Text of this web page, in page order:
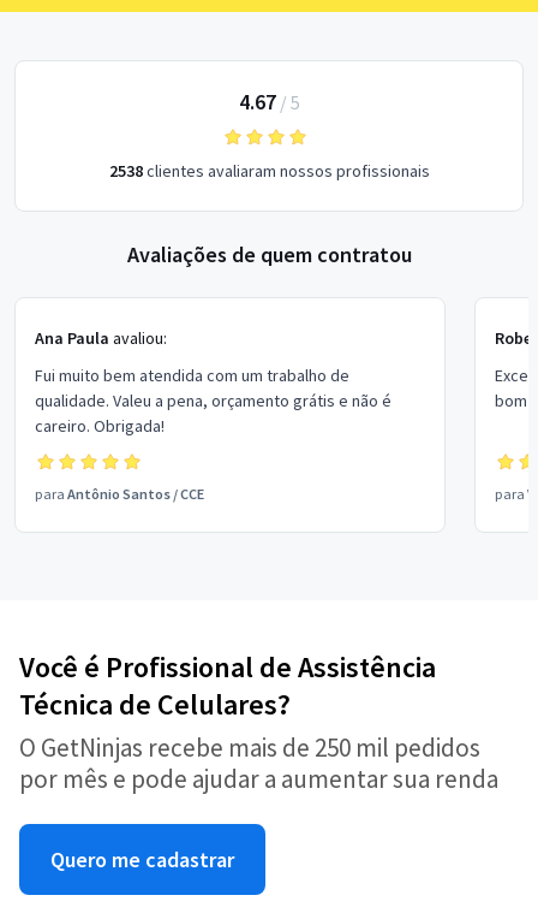
4.67/ 5
2538clientes avaliaram nossos profissionais
Avaliações de quem contratou
Ana Paula avaliou:
Fui muito bem atendida com um trabalho de
qualidade. Valeu a pena, orçamento grátis e não é
careiro. Obrigada!
para Antônio Santos /CCE
bom
para
Você é Profissional de Assistência
Técnica de Celulares?
O GetNinjas recebe mais de 250 mil pedidos
por mês e pode ajudar a aumentar sua renda
Quero me cadastrar